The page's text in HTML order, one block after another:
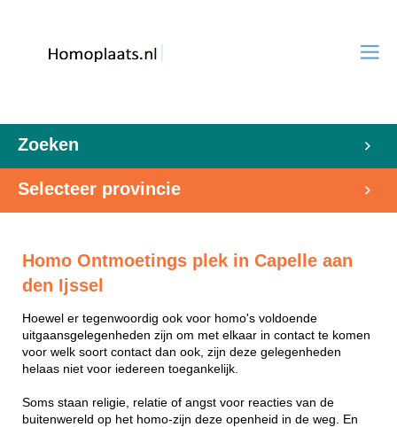
Zoeken
Selecteer provincie
Homo Ontmoetings plek in Capelle aan
den Ijssel
Hoewel er tegenwoordig ook voor homo's voldoende
uitgaansgelegenheden zijn om met elkaar in contact te komen
voor welk soort contact dan ook, zijn deze gelegenheden
helaas niet voor iedereen toegankelijk.
Soms staan religie, relatie of angst voor reacties van de
buitenwereld op het homo-zijn deze openheid in de weg. En